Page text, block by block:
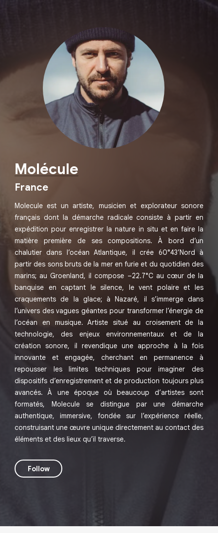
Molécule
France
Molecule est un artiste, musicien et explorateur sonore
français dont la démarche radicale consiste à partir en
expédition pour enregistrer la nature in situ et en faire la
matière première de ses compositions. À bord d’un
chalutier dans l’océan Atlantique, il crée 60°43’Nord à
partir des sons bruts de la mer en furie et du quotidien des
marins; au Groenland, il compose –22.7°C au cœur de la
banquise en captant le silence, le vent polaire et les
craquements de la glace; à Nazaré, il s’immerge dans
l’univers des vagues géantes pour transformer l’énergie de
l’océan en musique. Artiste situé au croisement de la
technologie, des enjeux environnementaux et de la
création sonore, il revendique une approche à la fois
innovante et engagée, cherchant en permanence à
repousser les limites techniques pour imaginer des
dispositifs d’enregistrement et de production toujours plus
avancés. À une époque où beaucoup d’artistes sont
formatés, Molecule se distingue par une démarche
authentique, immersive, fondée sur l’expérience réelle,
construisant une œuvre unique directement au contact des
éléments et des lieux qu’il traverse.
Follow